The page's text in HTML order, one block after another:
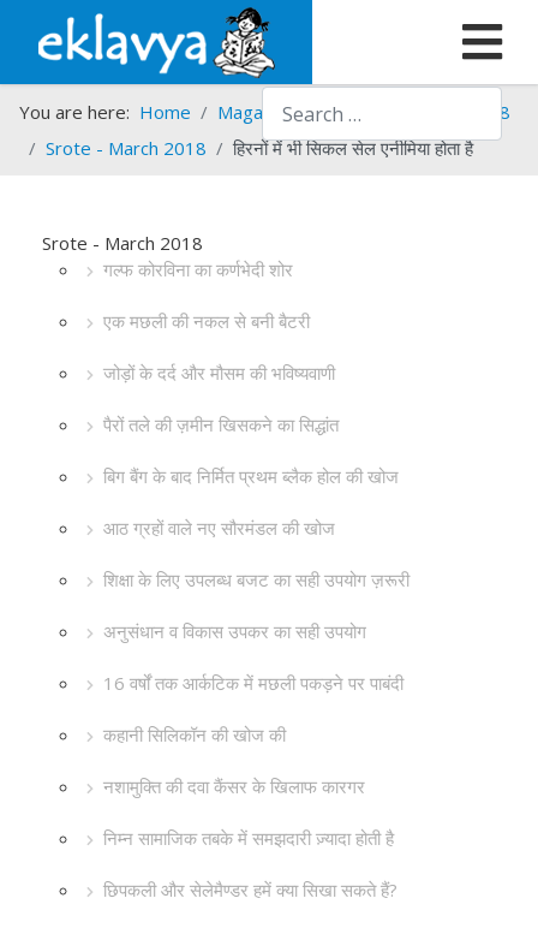
Search
You are here: Home Magazines Srote
Srote - 2018
Srote - March 2018
हिरनों में भी सिकल सेल एनीमिया होता है
Srote - March 2018
गल्फ कोरविना का कर्णभेदी शोर
एक मछली की नकल से बनी बैटरी
जोड़ों के दर्द और मौसम की भविष्यवाणी
पैरों तले की ज़मीन खिसकने का सिद्धांत
बिग बैंग के बाद निर्मित प्रथम ब्लैक होल की खोज
आठ ग्रहों वाले नए सौरमंडल की खोज
शिक्षा के लिए उपलब्ध बजट का सही उपयोग ज़रूरी
अनुसंधान व विकास उपकर का सही उपयोग
16 वर्षों तक आर्कटिक में मछली पकड़ने पर पाबंदी
कहानी सिलिकॉन की खोज की
नशामुक्ति की दवा कैंसर के खिलाफ कारगर
निम्न सामाजिक तबके में समझदारी ज़्यादा होती है
छिपकली और सेलेमैण्डर हमें क्या सिखा सकते हैं?